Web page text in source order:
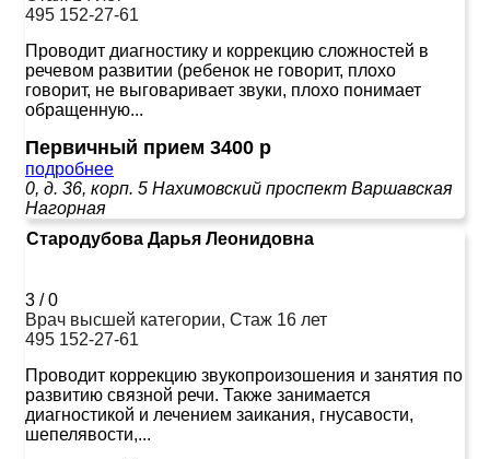
495 152-27-61
Проводит диагностику и коррекцию сложностей в
речевом развитии (ребенок не говорит, плохо
говорит, не выговаривает звуки, плохо понимает
обращенную...
Первичный прием 3400 р
подробнее
0, д. 36, корп. 5 Нахимовский проспект Варшавская
Нагорная
Стародубова Дарья Леонидовна
3 /0
Врач высшей категории, Стаж 16 лет
495 152-27-61
Проводит коррекцию звукопроизошения и занятия по
развитию связной речи. Также занимается
диагностикой и лечением заикания, гнусавости,
шепелявости,...